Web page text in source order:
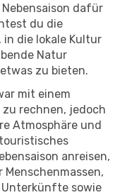
dafür
du die
die lokale Kultur
Natur
zu bieten.
mit einem
rechnen, jedoch
Atmosphäre und
anreisen,
sowie